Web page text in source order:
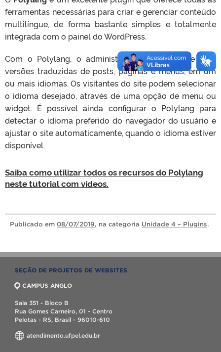
ferramentas necessárias para criar e gerenciar conteúdo
multilíngue, de forma bastante simples e totalmente
integrada com o painel do WordPress.
Com o Polylang, o administrador do site pode criar
versões traduzidas de posts, páginas e menus, em um
ou mais idiomas. Os visitantes do site podem selecionar
o idioma desejado, através de uma opção de menu ou
widget. É possível ainda configurar o Polylang para
detectar o idioma preferido do navegador do usuário e
ajustar o site automaticamente, quando o idioma estiver
disponível.
Saiba como utilizar todos os recursos do Polylang
neste tutorial com vídeos.
Publicado em 08/07/2019, na categoria Unidade 4 – Plugins.
SEÇÃO DE PROJETOS DE WEBSITES
CAMPUS ANGLO
Sala 351 - Bloco B
Rua Gomes Carneiro, 01 - Centro
Pelotas - RS, Brasil - 96010-610
atendimento.ufpel.edu.br